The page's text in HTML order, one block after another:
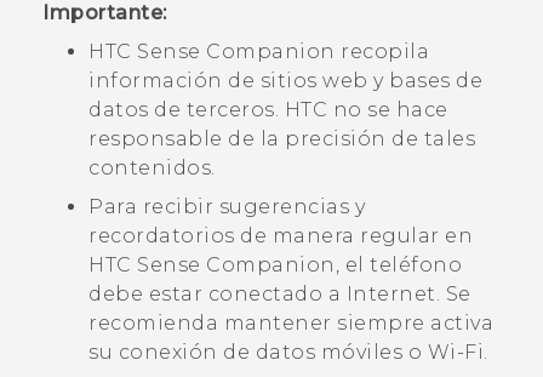
Importante:
HTC Sense Companion recopila
información de sitios web y bases de
datos de terceros. HTC no se hace
responsable de la precisión de tales
contenidos.
Para recibir sugerencias y
recordatorios de manera regular en
HTC Sense Companion , el teléfono
debe estar conectado a Internet. Se
recomienda mantener siempre activa
su conexión de datos móviles o Wi‍-Fi.